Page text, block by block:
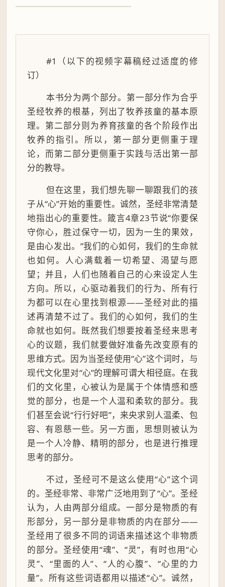
#1（以下的视频字幕稿经过适度的修
订）
本书分为两个部分。第一部分作为合乎
圣经牧养的根基，列出了牧养孩童的基本原
理。第二部分则为养育孩童的各个阶段作出
牧养的指引。所以，第一部分更侧重于理
论，而第二部分更侧重于实践与活出第一部
分的教导。
但在这里，我们想先聊一聊跟我们的孩
子从“心”开始的重要性。诚然，圣经非常清楚
地指出心的重要性。箴言4章23节说“你要保
守你心，胜过保守一切，因为一生的果效，
是由心发出。”我们的心如何，我们的生命就
也如何。人心满载着一切希望、渴望与愿
望；并且，人们也随着自己的心来设定人生
方向。所以，心驱动着我们的行为、所有行
为都可以在心里找到根源——圣经对此的描
述再清楚不过了。我们的心如何，我们的生
命就也如何。既然我们想要按着圣经来思考
心的议题，我们就要做好准备先改变原有的
思维方式。因为当圣经使用“心”这个词时，与
现代文化里对“心”的理解可谓大相径庭。在我
们的文化里，心被认为是属于个体情感和感
觉的部分，也是一个人温和柔软的部分。我
们甚至会说“行行好吧”，来央求别人温柔、包
容、有恩慈一些。另一方面，思想则被认为
是一个人冷静、精明的部分，也是进行推理
思考的部分。
不过，圣经可不是这么使用“心”这个词
的。圣经非常、非常广泛地用到了“心”。圣经
认为，人由两部分组成。一部分是物质的有
形部分，另一部分是非物质的内在部分——
圣经用了很多不同的词语来描述这个非物质
的部分。圣经使用“魂”、“灵”，有时也用“心
灵”、“里面的人”、“人的心腹”、“心里的力
量”。所有这些词语都用以描述“心”。诚然，